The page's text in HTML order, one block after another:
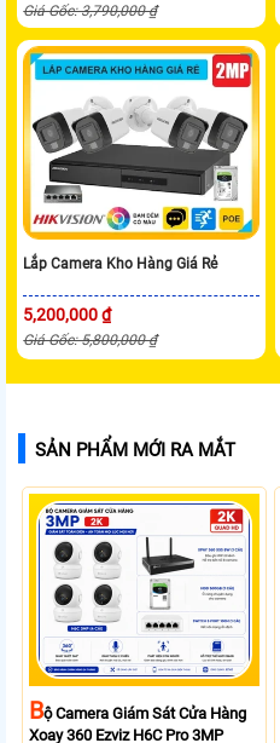
Giá Gốc: 3,790,000 ₫
Lắp Camera Kho Hàng Giá Rẻ
5,200,000 ₫
Giá Gốc: 5,800,000 ₫
SẢN PHẨM MỚI RA MẮT
BỘ Camera Giám Sát Cửa Hàng
Xoay 360 Ezviz H6C Pro 3MP